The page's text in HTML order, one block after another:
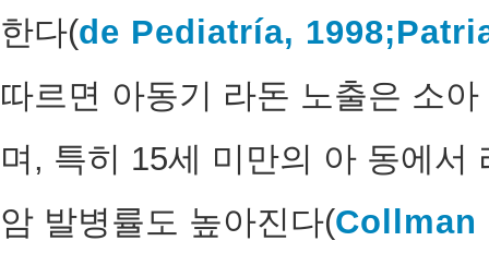
한다(de Pediatría, 1998;
따르면 아동기 라돈 노출은 소
며, 특히 15세 미만의 아 동에서
암 발병률도 높아진다(Collman